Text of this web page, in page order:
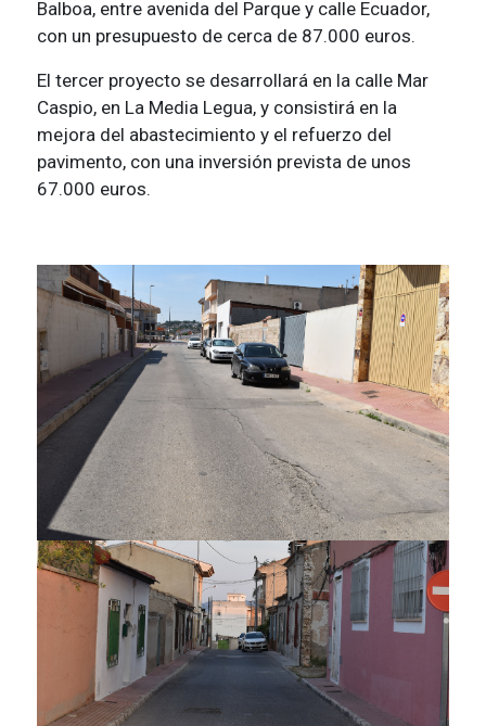
Balboa, entre avenida del Parque y calle Ecuador,
con un presupuesto de cerca de 87.000 euros.
El tercer proyecto se desarrollará en la calle Mar
Caspio, en La Media Legua, y consistirá en la
mejora del abastecimiento y el refuerzo del
pavimento, con una inversión prevista de unos
67.000 euros.